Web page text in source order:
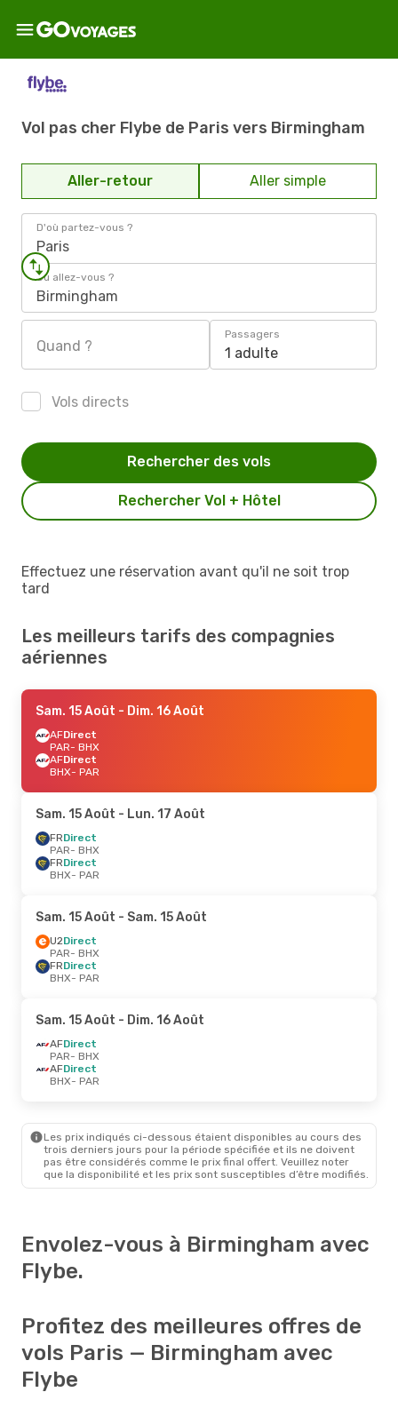
Vol pas cher Flybe de Paris vers Birmingham
Aller-retour Aller simple
D'où partez-vous ?
Paris
Où allez-vous ?
Birmingham
Quand ?
Passagers
1 adulte
Vols directs
Rechercher Vol + Hôtel
Rechercher des vols
Effectuez une réservation avant qu'il ne soit trop
tard
Les meilleurs tarifs des compagnies
aériennes
Sam. 15 Août - Dim. 16 Août
AFDirect
PAR- BHX
AFDirect
BHX- PAR
Sam. 15 Août - Lun. 17 Août
FRDirect
PAR- BHX
FRDirect
BHX- PAR
Sam. 15 Août - Sam. 15 Août
U2Direct
PAR- BHX
FRDirect
BHX- PAR
Sam. 15 Août - Dim. 16 Août
AFDirect
PAR- BHX
AFDirect
BHX- PAR
Les prix indiqués ci-dessous étaient disponibles au cours des
trois derniers jours pour la période spécifiée et ils ne doivent
pas être considérés comme le prix final offert. Veuillez noter
que la disponibilité et les prix sont susceptibles d’être modifiés.
Envolez-vous à Birmingham avec
Flybe.
Profitez des meilleures offres de
vols Paris — Birmingham avec
Flybe